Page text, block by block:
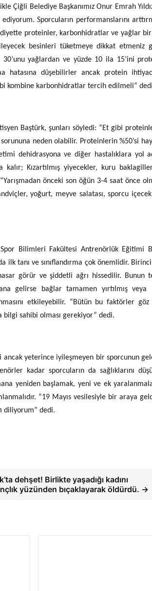
Belediye Başkanımız Onur Emrah
Sporcuların performanslarını
proteinler, karbonhidratlar ve yağlar
besinleri tüketmeye dikkat etmeniz
yağlardan ve yüzde 10 ila 15’ini
hatasına düşebilirler ancak protein
kombine karbonhidratlar tercih edilmeli”
Baştürk, şunları söyledi: “Et gibi
neden olabilir. Proteinlerin %50’si
dehidrasyona ve diğer hastalıklara yol
Kızartılmış yiyecekler, kuru
önceki son öğün 3-4 saat önce
yoğurt, meyve salatası, sporcu
Bilimleri Fakültesi Antrenörlük Eğitimi
ilk tanı ve sınıflandırma çok önemlidir.
görür ve şiddetli ağrı hissedilir. Bunun
gelirse bağlar tamamen yırtılmış veya
etkileyebilir. “Bütün bu faktörler göz
bilgi sahibi olması gerekiyor” dedi.
ancak yeterince iyileşmeyen bir sporcunun
kadar sporcuların da sağlıklarını
yeniden başlamak, yeni ve ek
“19 Mayıs vesilesiyle bir araya
diliyorum” dedi.
dehşet! Birlikte yaşadığı kadını
yüzünden bıçaklayarak öldürdü. →